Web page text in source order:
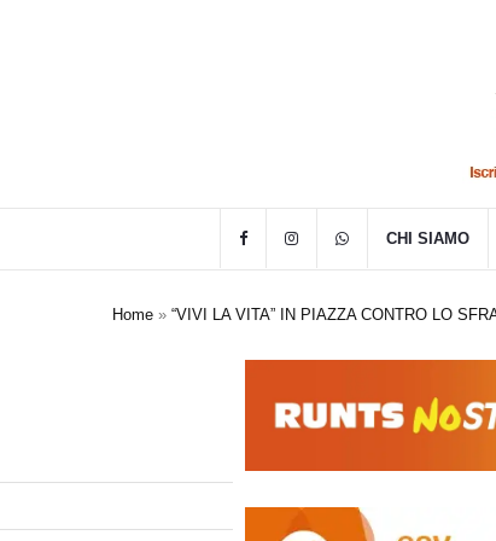
CHI SIAMO
Home » “VIVI LA VITA” IN PIAZZA CONTRO LO